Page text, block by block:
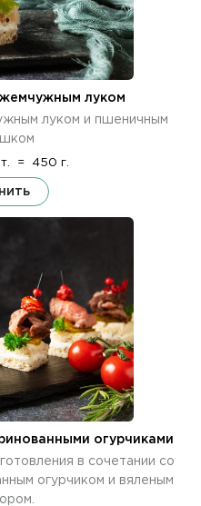
жемчужным луком
луком и пшеничным
= 450 г.
огурчиками
в сочетании со
огурчиком и вяленым